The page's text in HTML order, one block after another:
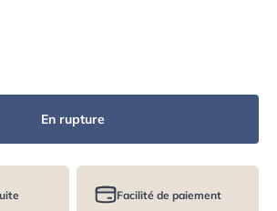
En rupture
Facilité de paiement